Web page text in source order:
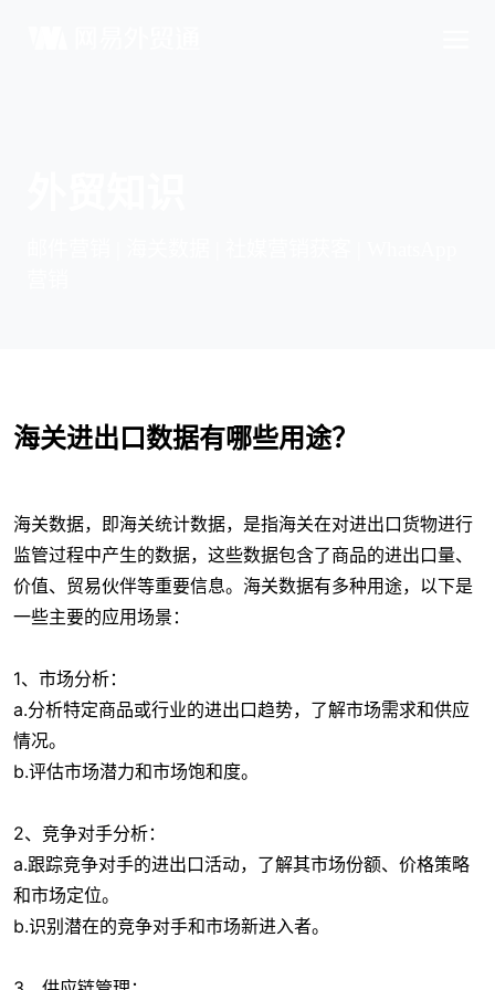
海关进出口数据有哪些用途？
海关数据，即海关统计数据，是指海关在对进出口货物进行
监管过程中产生的数据，这些数据包含了商品的进出口量、
价值、贸易伙伴等重要信息。海关数据有多种用途，以下是
一些主要的应用场景：
1、市场分析：
a.分析特定商品或行业的进出口趋势，了解市场需求和供应
情况。
b.评估市场潜力和市场饱和度。
2、竞争对手分析：
a.跟踪竞争对手的进出口活动，了解其市场份额、价格策略
和市场定位。
b.识别潜在的竞争对手和市场新进入者。